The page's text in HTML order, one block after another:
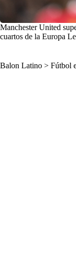
Manchester United
cuartos de la Europa
Balon Latino > Fútbol